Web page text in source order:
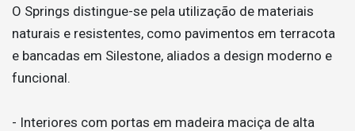
O Springs distingue-se pela utilização de materiais
naturais e resistentes, como pavimentos em terracota
e bancadas em Silestone, aliados a design moderno e
funcional.
- Interiores com portas em madeira maciça de alta